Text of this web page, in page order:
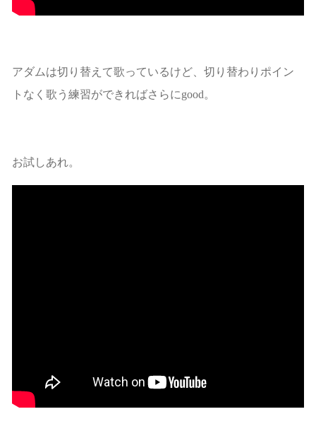
アダムは切り替えて歌っているけど、切り替わりポイン
トなく歌う練習ができればさらにgood。
お試しあれ。